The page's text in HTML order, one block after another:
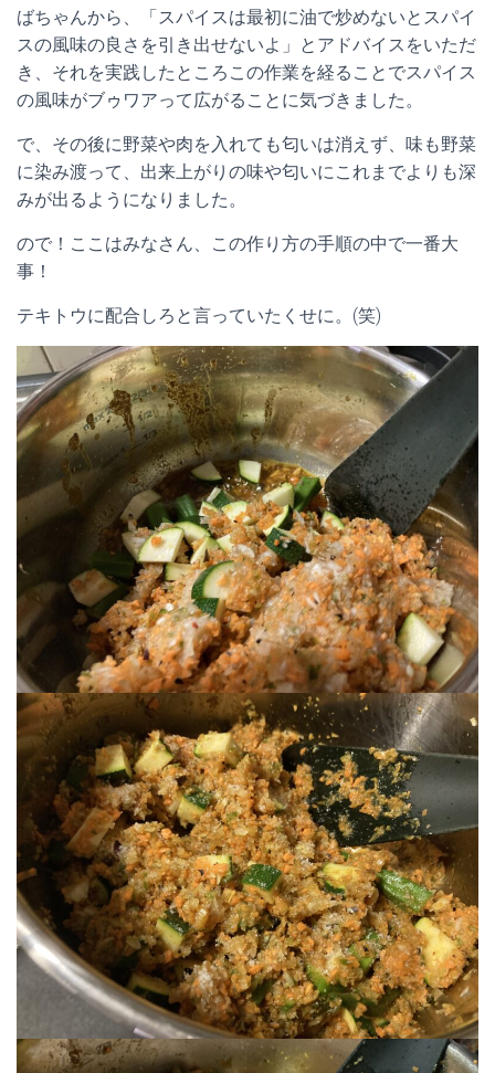
ばちゃんから、「スパイスは最初に油で炒めないとスパイ
スの風味の良さを引き出せないよ」とアドバイスをいただ
き、それを実践したところこの作業を経ることでスパイス
の風味がブゥワアって広がることに気づきました。
で、その後に野菜や肉を入れても匂いは消えず、味も野菜
に染み渡って、出来上がりの味や匂いにこれまでよりも深
みが出るようになりました。
ので！ここはみなさん、この作り方の手順の中で一番大
事！
テキトウに配合しろと言っていたくせに。(笑)